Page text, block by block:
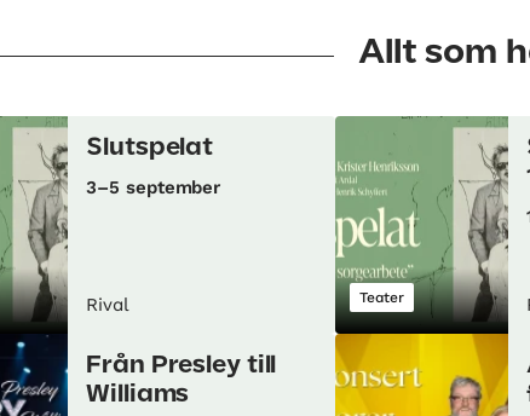
Allt som
Slutspelat
3–5 september
Rival Teater
Från Presley till
Williams